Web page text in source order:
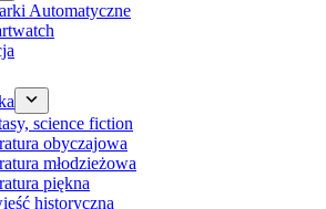
Automatyczne
science fiction
obyczajowa
młodzieżowa
piękna
historyczna